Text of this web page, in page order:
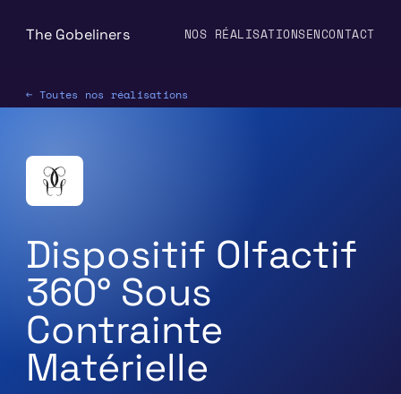
The Gobeliners NOS RÉALISATIONSENCONTACT
← Toutes nos réalisations
Dispositif Olfactif
360° Sous
Contrainte
Matérielle